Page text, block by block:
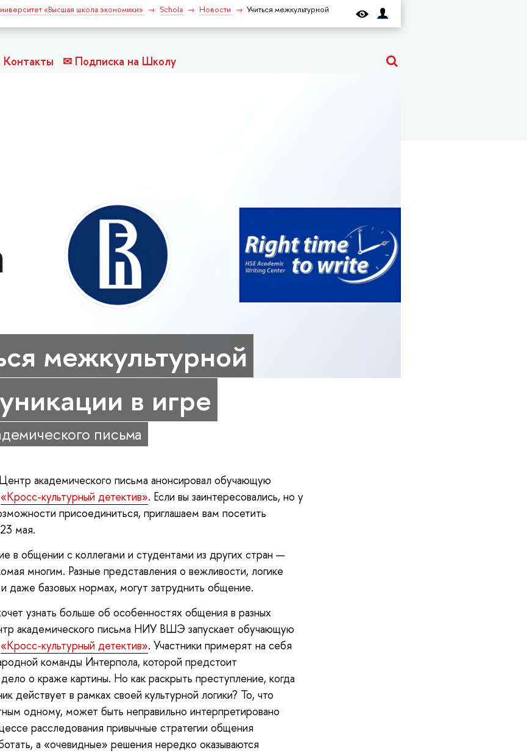
«Высшая школа экономики» Schola Новости
Учиться межкультурной
Контакты ✉ Подписка на Школу
межкультурной
в игре
письма
академического письма анонсировал обучающую
«Кросс-культурный детектив». Если вы заинтересовались, но у
присоединиться, приглашаем вам посетить
мая.
в общении с коллегами и студентами из других стран —
многим. Разные представления о вежливости, логике
даже базовых нормах, могут затруднить общение.
узнать больше об особенностях общения в разных
академического письма НИУ ВШЭ запускает обучающую
«Кросс-культурный детектив». Участники примерят на себя
команды Интерпола, которой предстоит
о краже картины. Но как раскрыть преступление, когда
действует в рамках своей культурной логики? То, что
одному, может быть неправильно интерпретировано
расследования привычные стратегии общения
а «очевидные» решения нередко оказываются